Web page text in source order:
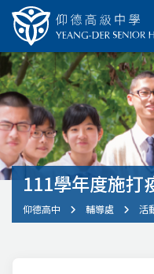
111學年度施打
仰德高中 輔導處 活